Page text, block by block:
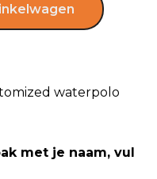
waterpolo
met je naam, vul